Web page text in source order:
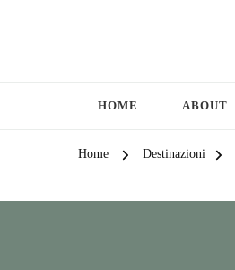
HOME ABOUT
Home Destinazioni